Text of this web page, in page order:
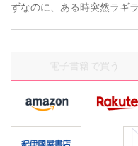
ずなのに、ある時突然ラギ
と婚約破棄を宣言され、さ
ると言われてしまう。心の
で暮らすようになったティ
からなぜか呼び出しが! 自
で挑むティアーナだったけ
り相手になること”で――!?
電子書籍で買う